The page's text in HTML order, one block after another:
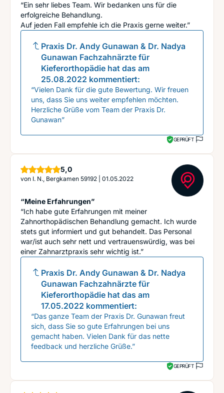
“Ein sehr liebes Team. Wir bedanken uns für die
erfolgreiche Behandlung.
Auf jeden Fall empfehle ich die Praxis gerne weiter.”
Praxis Dr. Andy Gunawan & Dr. Nadya
Gunawan Fachzahnärzte für
Kieferorthopädie hat das am
25.08.2022 kommentiert:
“Vielen Dank für die gute Bewertung. Wir freuen
uns, dass Sie uns weiter empfehlen möchten.
Herzliche Grüße vom Team der Praxis Dr.
Gunawan”
GEPRÜFT
5,0Sterne
von I. N., Bergkamen 59192 01.05.2022
“Meine Erfahrungen”
“Ich habe gute Erfahrungen mit meiner
Zahnorthopädischen Behandlung gemacht. Ich wurde
stets gut informiert und gut behandelt. Das Personal
war/ist auch sehr nett und vertrauenswürdig, was bei
einer Zahnarztpraxis sehr wichtig ist.”
Praxis Dr. Andy Gunawan & Dr. Nadya
Gunawan Fachzahnärzte für
Kieferorthopädie hat das am
17.05.2022 kommentiert:
“Das ganze Team der Praxis Dr. Gunawan freut
sich, dass Sie so gute Erfahrungen bei uns
gemacht haben. Vielen Dank für das nette
feedback und herzliche Grüße.”
GEPRÜFT